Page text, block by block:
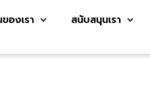
องเรา สนับสนุนเรา